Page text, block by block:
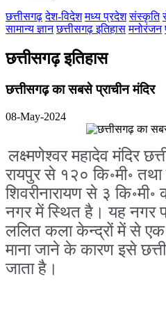
सारंगढ़-बिलाईगढ़
मनेन्द्रगढ़ – चिरिमिरी –
सक्ति
छत्तीसगढ़ देश-विदेश मध्य प्रदेश संस्कृति
सामान्य ज्ञान छत्तीसगढ़ इतिहास मनोरंजन
छत्तीसगढ़ इतिहास
छत्तीसगढ़ का सबसे प्राचीन मंदिर
08-May-2024
लक्ष्मणेश्वर महादेव मंदिर
रायपुर से १२० कि॰मी॰ तथा
शिवरीनारायण से ३
नगर में स्थित है। यह नगर
ललित कला केन्द्रों में से एक
माना जाने के कारण इसे
जाता है।